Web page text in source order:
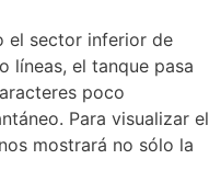
el sector inferior de
líneas, el tanque pasa
poco
Para visualizar el
mostrará no sólo la